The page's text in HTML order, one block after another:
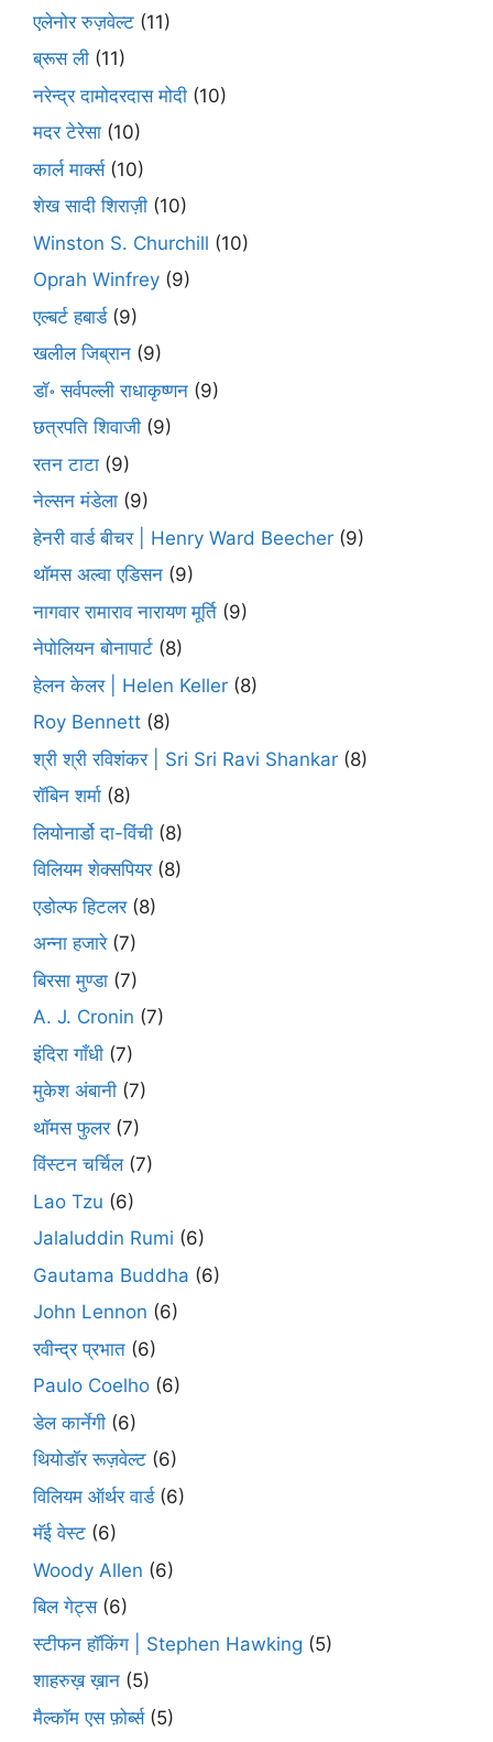
एलेनोर रुज़वेल्ट (11)
ब्रूस ली (11)
नरेन्द्र दामोदरदास मोदी (10)
मदर टेरेसा (10)
कार्ल मार्क्स(10)
शेख सादी शिराज़ी (10)
Winston S. Churchill (10)
Oprah Winfrey (9)
एल्बर्ट हबार्ड(9)
खलील जिब्रान (9)
डॉ॰ सर्वपल्ली राधाकृष्णन (9)
छत्रपति शिवाजी (9)
रतन टाटा (9)
नेल्सन मंडेला (9)
हेनरी वार्ड बीचर | Henry Ward Beecher (9)
थॉमस अल्वा एडिसन (9)
नागवार रामाराव नारायण मूर्ति (9)
नेपोलियन बोनापार्ट (8)
हेलन केलर | Helen Keller (8)
Roy Bennett (8)
श्री श्री रविशंकर | Sri Sri Ravi Shankar (8)
रॉबिन शर्मा (8)
लियोनार्डो दा-विंची (8)
विलियम शेक्सपियर(8)
एडोल्फ हिटलर(8)
अन्ना हजारे(7)
बिरसा मुण्डा (7)
A. J. Cronin (7)
इंदिरा गाँधी (7)
मुकेश अंबानी (7)
थॉमस फुलर(7)
विंस्टन चर्चिल(7)
Lao Tzu (6)
Jalaluddin Rumi (6)
Gautama Buddha (6)
John Lennon (6)
रवीन्द्र प्रभात (6)
Paulo Coelho (6)
डेल कार्नेगी (6)
थियोडॉर रूज़वेल्ट (6)
विलियम ऑर्थर वार्ड(6)
मॅई वेस्ट (6)
Woody Allen (6)
बिल गेट्स(6)
स्टीफन हॉकिंग | Stephen Hawking (5)
शाहरुख़ ख़ान (5)
मैल्कॉम एस फ़ोर्ब्स(5)